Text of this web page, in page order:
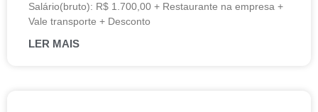
Salário(bruto): R$ 1.700,00 + Restaurante na empresa +
Vale transporte + Desconto
LER MAIS